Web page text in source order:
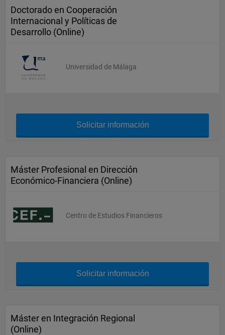
Doctorado en Cooperación
Internacional y Políticas de
Desarrollo (Online)
Universidad de Málaga
Solicitar información
Máster Profesional en Dirección
Económico-Financiera (Online)
Centro de Estudios Financieros
Solicitar información
Máster en Integración Regional
(Online)